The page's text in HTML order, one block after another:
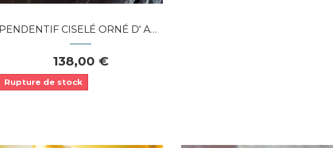
PENDENTIF CISELÉ ORNÉ D' AMÉTHYSTES ARGENT...
138,00 €
Rupture de stock